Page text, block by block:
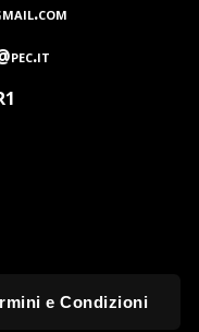
e Condizioni